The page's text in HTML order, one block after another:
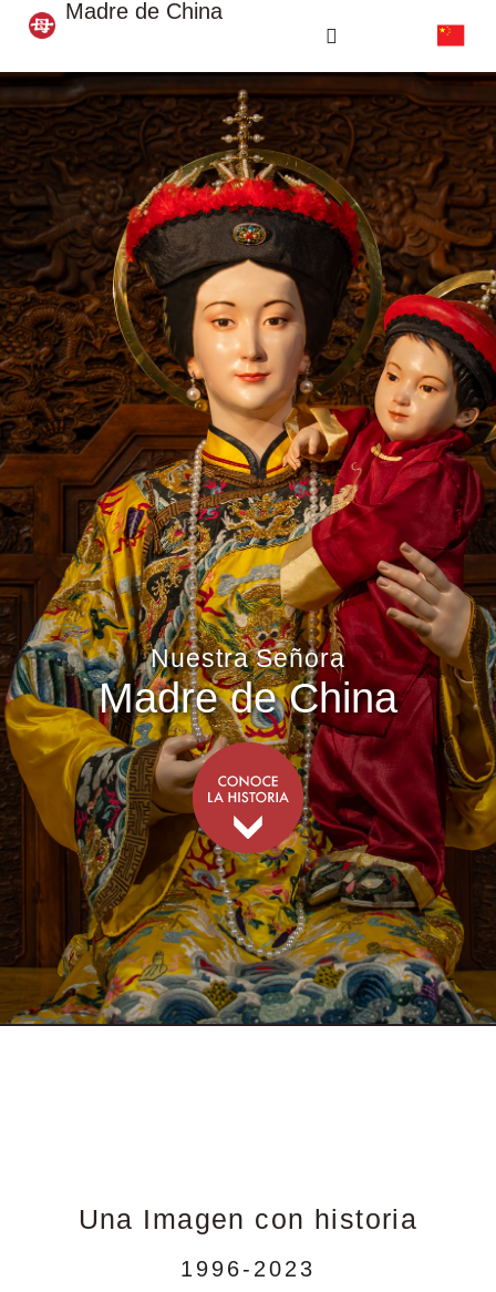
Madre de China
Nuestra Señora
Madre de China
Una Imagen con historia
1996-2023